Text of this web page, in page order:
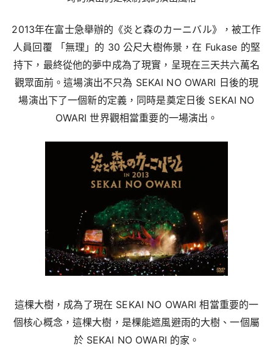
2013年在富士急舉辦的《炎と森のカーニバル》，被工作
人員回覆 「無理」的 30 公尺大樹佈景，在 Fukase 的堅
持下，最終從他的夢中成為了現實，呈現在三天共六萬名
觀眾面前。這場演出不只為 SEKAI NO OWARI 日後的現
場演出下了一個新的定義，同時是奠定日後 SEKAI NO
OWARI 世界觀相當重要的一場演出。
這棵大樹，成為了現在 SEKAI NO OWARI 相當重要的一
個核心概念，這棵大樹，是棵能遮風避雨的大樹、一個屬
於 SEKAI NO OWARI 的家。